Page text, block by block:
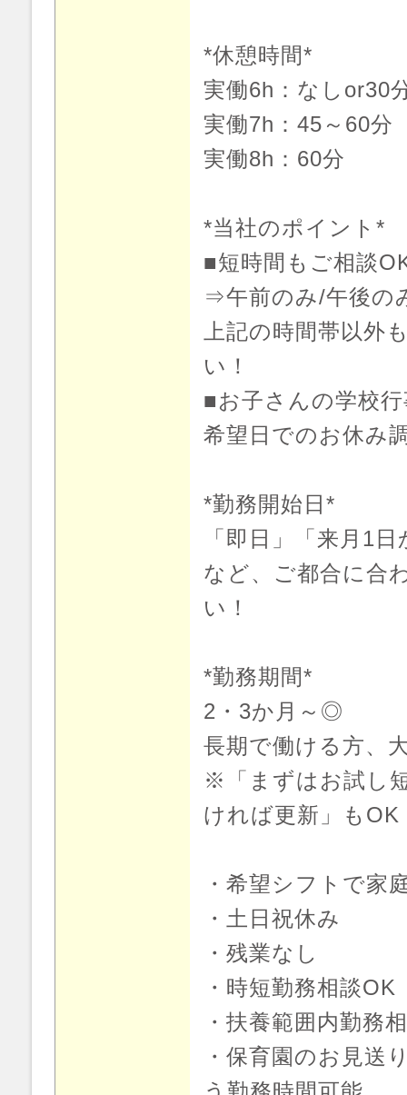
*休憩時間*
実働6h：なしor30
実働7h：45～60分
実働8h：60分
*当社のポイント*
■短時間もご相談
⇒午前のみ/午後の
上記の時間帯以外
い！
■お子さんの学校
希望日でのお休み
*勤務開始日*
「即日」「来月1
など、ご都合に合
い！
*勤務期間*
2・3か月～◎
長期で働ける方、
※「まずはお試し
ければ更新」もOK
・希望シフトで家
・土日祝休み
・残業なし
・時短勤務相談OK
・扶養範囲内勤務
・保育園のお見送